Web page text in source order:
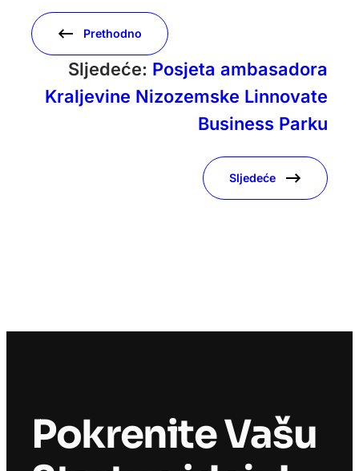
Prethodno
Sljedeće: Posjeta ambasadora
Kraljevine Nizozemske Linnovate
Business Parku
Sljedeće
Pokrenite Vašu